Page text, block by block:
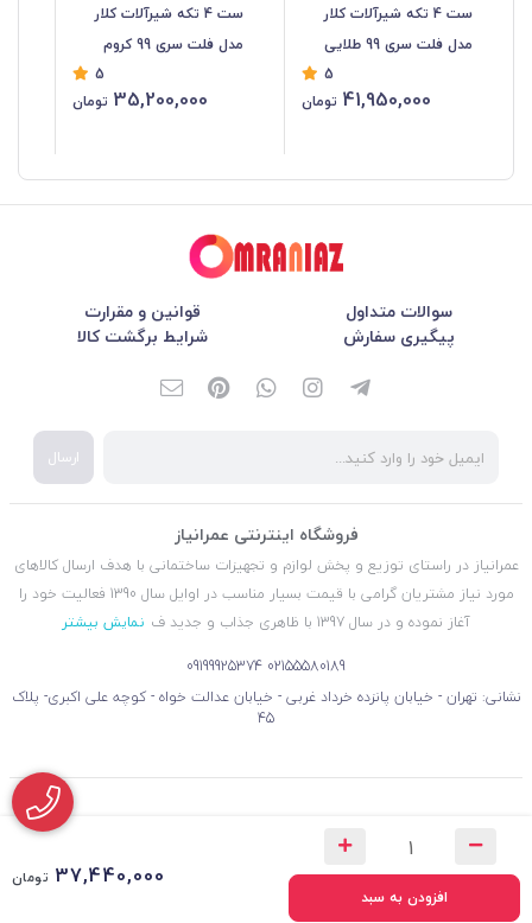
افزودن به سبد
37,440,000 تومان
ست 4 تکه شیرآلات کلار
مدل فلت سری 99 طلایی
5
41,950,000 تومان
ست 4 تکه شیرآلات کلار
مدل فلت سری 99 کروم
5
35,200,000 تومان
سوالات متداول
قوانین و مقرارت
پیگیری سفارش
شرایط برگشت کالا
ارسال
فروشگاه اینترنتی عمرانیاز
عمرانیاز در راستای توزیع و پخش لوازم و تجهیزات ساختمانی با هدف ارسال کالاهای
مورد نیاز مشتریان گرامی با قیمت بسیار مناسب در اوایل سال 1390 فعالیت خود را
آغاز نموده و در سال 1397 با ظاهری جذاب و جدید ف
نمایش بیشتر
02155580189
09199925374
نشانی: تهران - خیابان پانزده خرداد غربی - خیابان عدالت خواه - کوچه علی اکبری- پلاک
45